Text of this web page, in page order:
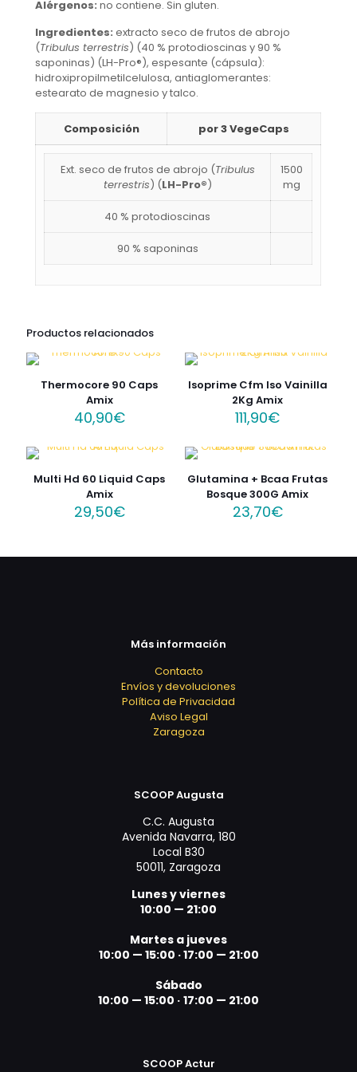
Alérgenos: no contiene. Sin gluten.
Ingredientes: extracto seco de frutos de abrojo
(Tribulus terrestris) (40 % protodioscinas y 90 %
saponinas) (LH-Pro®), espesante (cápsula):
hidroxipropilmetilcelulosa, antiaglomerantes:
estearato de magnesio y talco.
Composición por 3 VegeCaps
Ext. seco de frutos de abrojo (Tribulus
terrestris) (LH-Pro®)
1500
mg
40 % protodioscinas
90 % saponinas
Productos relacionados
Thermocore 90 Caps
Amix
40,90€
Isoprime Cfm Iso Vainilla
2Kg Amix
111,90€
Multi Hd 60 Liquid Caps
Amix
29,50€
Glutamina + Bcaa Frutas
Bosque 300G Amix
23,70€
Más información
Contacto
Envíos y devoluciones
Política de Privacidad
Aviso Legal
Zaragoza
SCOOP Augusta
C.C. Augusta
Avenida Navarra, 180
Local B30
50011, Zaragoza
Lunes y viernes
10:00 — 21:00
Martes a jueves
10:00 — 15:00 ·17:00 — 21:00
Sábado
10:00 — 15:00 · 17:00 — 21:00
SCOOP Actur